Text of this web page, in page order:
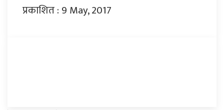
प्रकाशित : 9 May, 2017